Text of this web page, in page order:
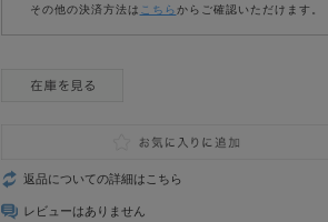
その他の決済方法は こちら からご確認いただけます。
返品についての詳細はこちら
レビューはありません